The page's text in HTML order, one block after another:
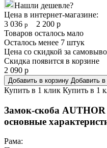
Нашли дешевле?
Цена в интернет-магазине:
3 036 р 2 200 р
Товаров осталось мало
Осталось менее 7 штук
Цена со скидкой за
Скидка появится в корзине
2 090 р
Добавить в корзину Добавить в
Купить в 1 клик Купить в 1
Замок-скоба
основные
Рама: